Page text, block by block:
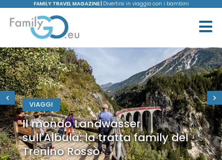
FAMILY TRAVEL MAGAZINE | Divertirsi in viaggio con i bambini
VIAGGI
Il mondo Landwasser
sull'Albula: la tratta family del
Trenino Rosso